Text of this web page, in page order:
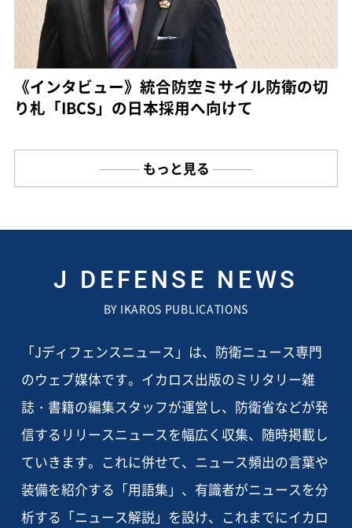
《インタビュー》統合防空ミサイル防衛の切
り札「IBCS」の日本採用へ向けて
もっと見る
J DEFENSE NEWS
BY IKAROS PUBLICATIONS
「Jディフェンスニュース」は、防衛ニュース専門
のウェブ媒体です。イカロス出版のミリタリー雑
誌・書籍の編集スタッフが運営し、防衛省などが発
信するリリースニュースを幅広く収集、随時掲載し
ていきます。これに併せて、ニュース頻出の言葉や
装備を紹介する「用語集」、有識者がニュースを分
析する「ニュース解説」を設け、これまでにイカロ